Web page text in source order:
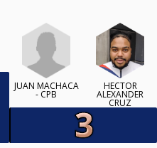
JUAN MACHACA
- CPB
HECTOR
ALEXANDER
CRUZ